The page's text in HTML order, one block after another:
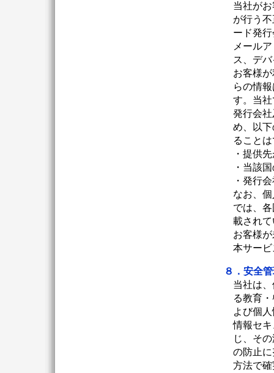
当社が
が行う
ード発
メール
ス、デ
お客様
らの情
す。当
発行会
め、以
ること
・提供
・当該
・発行
なお、
では、
載され
お客様
本サー
８．安全
当社は
る教育
よび個
情報セ
じ、そ
の防止
方法で